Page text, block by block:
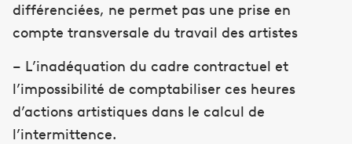
différenciées, ne permet pas une prise en
compte transversale du travail des artistes
– L’inadéquation du cadre contractuel et
l’impossibilité de comptabiliser ces heures
d’actions artistiques dans le calcul de
l’intermittence.